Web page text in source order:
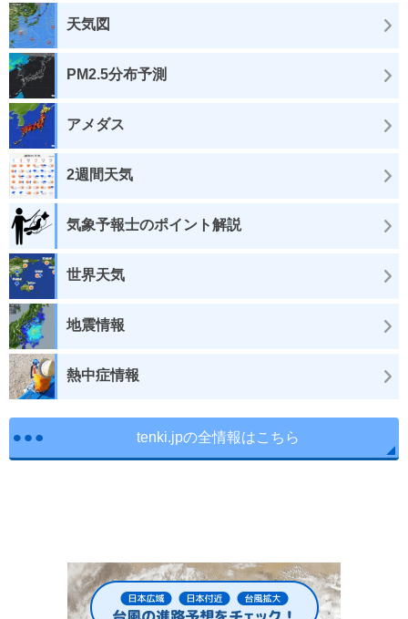
天気図
PM2.5分布予測
アメダス
2週間天気
気象予報士のポイント解説
世界天気
地震情報
熱中症情報
tenki.jpの全情報はこちら